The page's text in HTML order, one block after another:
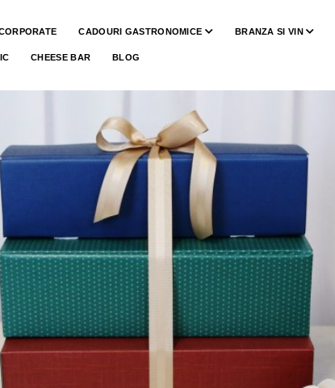
CADOURI GASTRONOMICE BRANZA SI VIN
CHEESE BAR BLOG